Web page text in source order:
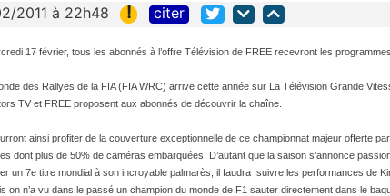
2011 à 22h48 ! citer
17 février, tous les abonnés à l’offre Télévision de FREE recevront les
des Rallyes de la FIA (FIA WRC) arrive cette année sur La Télévision Grande
TV et FREE proposent aux abonnés de découvrir la chaîne.
ainsi profiter de la couverture exceptionnelle de ce championnat majeur offerte
dont plus de 50% de caméras embarquées. D’autant que la saison s’annonce
un 7e titre mondial à son incroyable palmarès, il faudra suivre les performances de
on n’a vu dans le passé un champion du monde de F1 sauter directement dans le